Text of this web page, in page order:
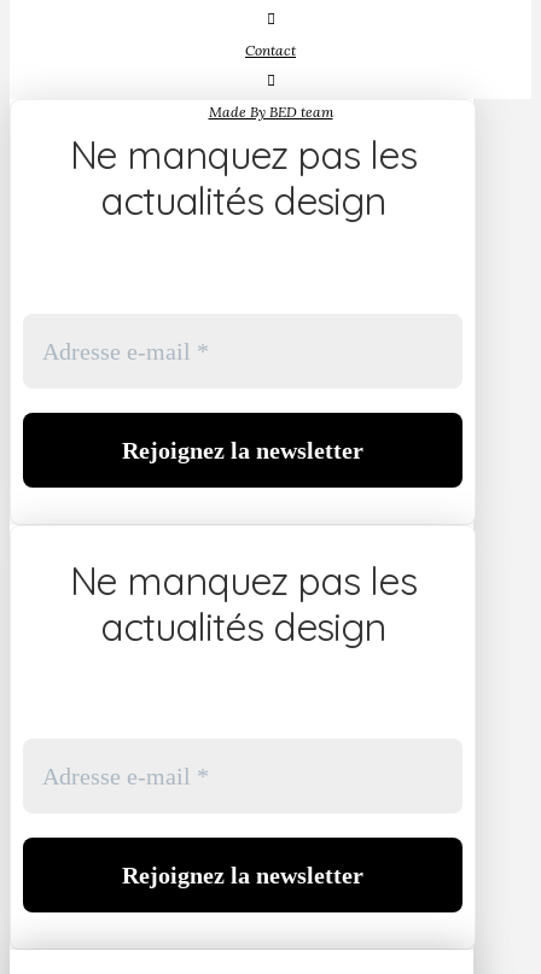
Contact
Made By BED team
Ne manquez pas les
actualités design
Ne manquez pas les
actualités design